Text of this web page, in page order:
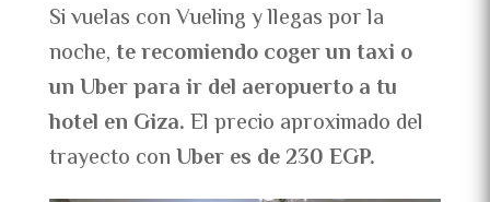
Si vuelas con Vueling y llegas por la
noche,te recomiendo coger un taxi o
un Uber para ir del aeropuerto a tu
hotel en Giza.El precio aproximado del
trayecto conUber es de 230 EGP.